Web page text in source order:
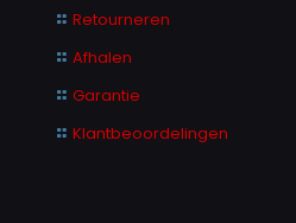
Retourneren
Afhalen
Garantie
Klantbeoordelingen